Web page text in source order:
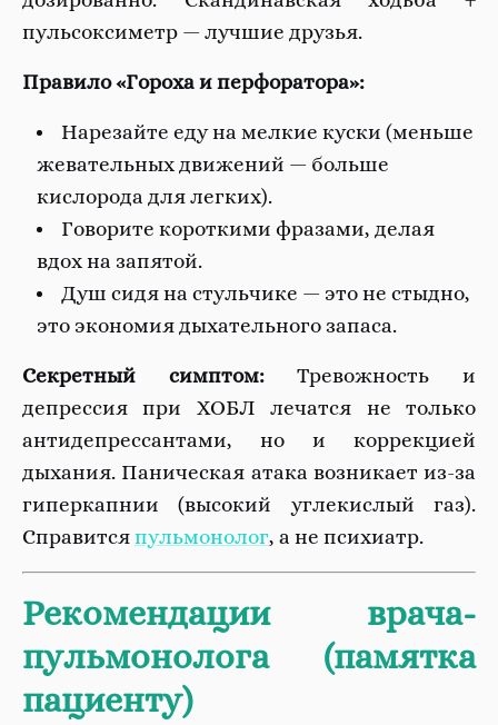
пульсоксиметр — лучшие друзья.
Правило «Гороха и перфоратора»:
Нарезайте еду на мелкие куски (меньше
жевательных движений — больше
кислорода для легких).
Говорите короткими фразами, делая
вдох на запятой.
Душ сидя на стульчике — это не стыдно,
это экономия дыхательного запаса.
Секретный симптом:Тревожность и
депрессия при ХОБЛ лечатся не только
антидепрессантами, но и коррекцией
дыхания. Паническая атака возникает из-за
гиперкапнии (высокий углекислый газ).
Справится пульмонолог, а не психиатр.
Рекомендации врача-
пульмонолога (памятка
пациенту)